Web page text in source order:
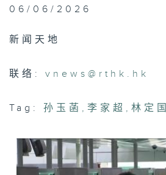
06/06/2026
新闻天地
联络:vnews@rthk.hk
Tag: 孙玉菡 ,李家超 ,林定国